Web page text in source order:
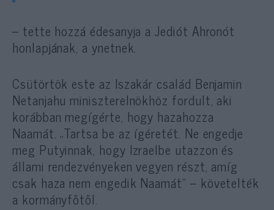
– tette hozzá édesanyja a Jediót Ahronót
honlapjának, a ynetnek.
Csütörtök este az Iszakár család Benjamin
Netanjahu miniszterelnökhöz fordult, aki
korábban megígérte, hogy hazahozza
Naamát. „Tartsa be az ígéretét. Ne engedje
meg Putyinnak, hogy Izraelbe utazzon és
állami rendezvényeken vegyen részt, amíg
csak haza nem engedik Naamát” – követelték
a kormányfőtől.